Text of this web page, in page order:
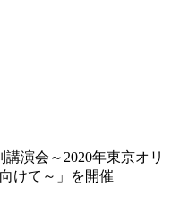
演会～2020年東京オリ
けて～」を開催